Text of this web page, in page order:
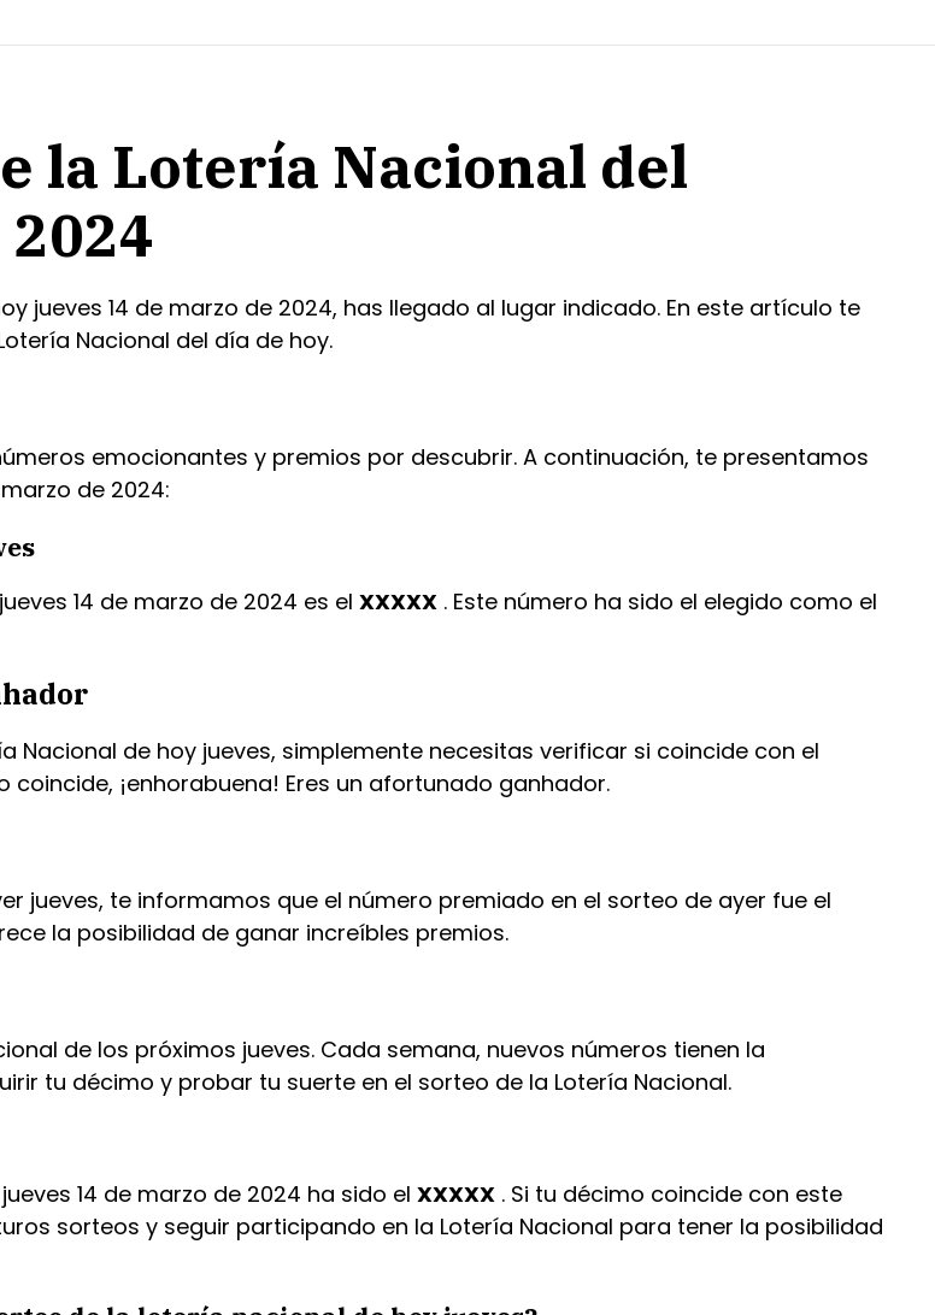
la Lotería Nacional del
jueves 14 de marzo de 2024, has llegado al lugar indicado. En este artículo te
Nacional del día de hoy.
emocionantes y premios por descubrir. A continuación, te presentamos
de 2024:
14 de marzo de 2024 es el XXXXX . Este número ha sido el elegido como el
de hoy jueves, simplemente necesitas verificar si coincide con el
¡enhorabuena! Eres un afortunado ganhador.
jueves, te informamos que el número premiado en el sorteo de ayer fue el
la posibilidad de ganar increíbles premios.
de los próximos jueves. Cada semana, nuevos números tienen la
tu décimo y probar tu suerte en el sorteo de la Lotería Nacional.
14 de marzo de 2024 ha sido el XXXXX . Si tu décimo coincide con este
sorteos y seguir participando en la Lotería Nacional para tener la posibilidad